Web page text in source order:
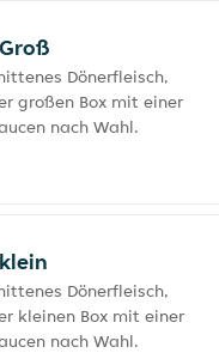
Dönerfleisch,
großen Box mit einer
nach Wahl.
Dönerfleisch,
kleinen Box mit einer
nach Wahl.